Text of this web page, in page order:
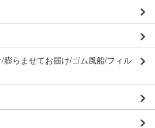
らませてお届け/ゴム風船/フィル